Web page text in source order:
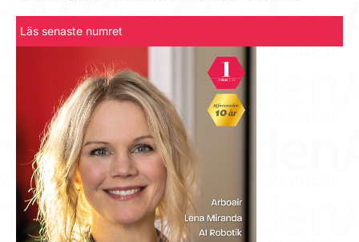
Läs senaste numret